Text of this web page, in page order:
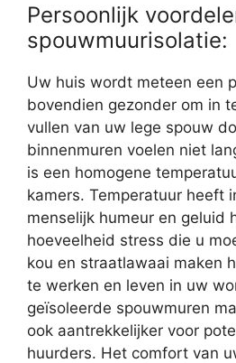
Persoonlijk
spouwmuurisolatie:
Uw huis wordt meteen een
bovendien gezonder om in
vullen van uw lege spouw
binnenmuren voelen niet
is een homogene
kamers. Temperatuur heeft
menselijk humeur en geluid
hoeveelheid stress die u
kou en straatlawaai maken
te werken en leven in uw
geïsoleerde spouwmuren
ook aantrekkelijker voor
huurders. Het comfort van